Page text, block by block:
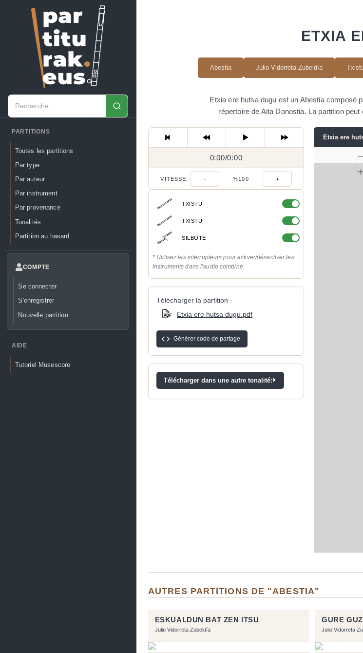
PARTITIONS
Toutes les partitions
Par type
Par auteur
Par instrument
Par provenance
Tonalités
Partition au hasard
COMPTE
Se connecter
S'enregistrer
Nouvelle partition
AIDE
Tutoriel Musescore
ETXIA
Abestia Julio Vidorreta Zubeldía
Etxia ere hutsa dugu est un Abestia composé
répertoire de Aita Donostia. La partition
0:00/
0:00/0:00
VITESSE: - %100 +
TXISTU
TXISTU
SILBOTE
* Utilisez les interrupteurs pour activer/désactiver les
instruments dans l'audio combiné.
Télécharger la partition -
Etxia ere hutsa dugu.pdf
Générer code de partage
Télécharger dans une autre tonalité:
Etxia ere
AUTRES PARTITIONS DE "ABESTIA"
ESKUALDUN BAT ZEN ITSU
Julio Vidorreta Zubeldía
GURE
Julio Vidorreta